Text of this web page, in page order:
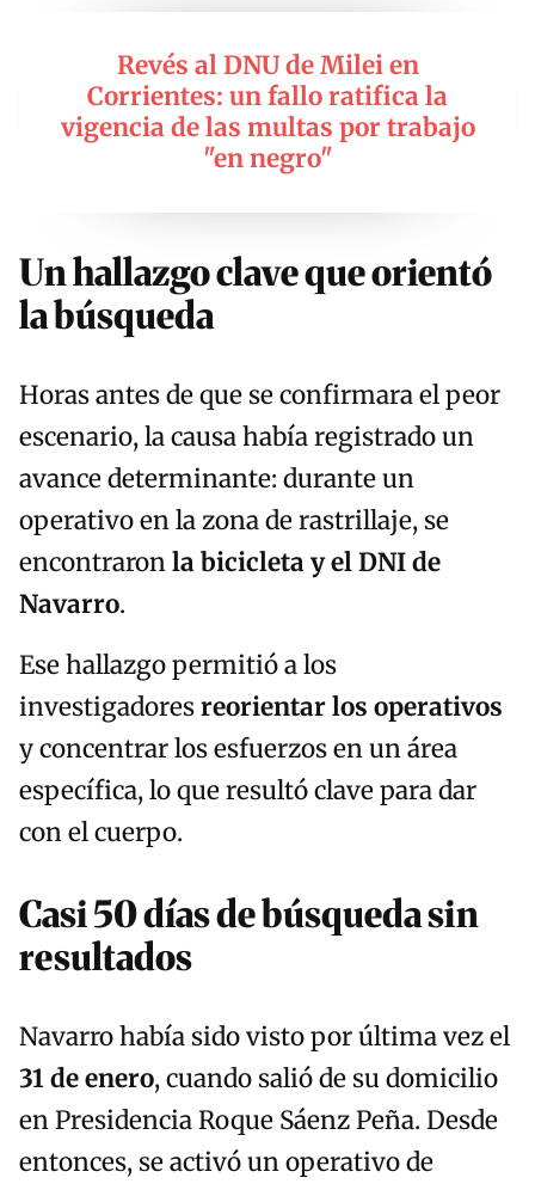
Revés al DNU de Milei en
Corrientes: un fallo ratifica la
vigencia de las multas por trabajo
"en negro"
Un hallazgo clave que orientó
la búsqueda
Horas antes de que se confirmara el peor
escenario, la causa había registrado un
avance determinante: durante un
operativo en la zona de rastrillaje, se
encontraronla bicicleta y el DNI de
Navarro.
Ese hallazgo permitió a los
investigadoresreorientar los operativos
y concentrar los esfuerzos en un área
específica, lo que resultó clave para dar
con el cuerpo.
Casi 50 días de búsqueda sin
resultados
Navarro había sido visto por última vez el
31 de enero, cuando salió de su domicilio
en Presidencia Roque Sáenz Peña. Desde
entonces, se activó un operativo de